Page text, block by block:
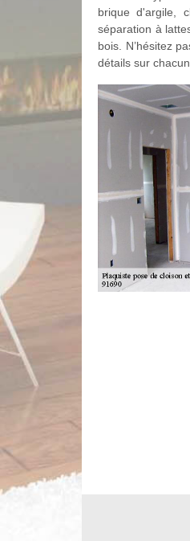
brique d'argile,
séparation à
bois. N’hésitez
détails sur
La base
ou une autre